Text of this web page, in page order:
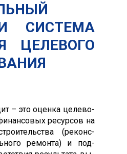
СИСТЕМА
ЦЕЛЕВОГО
– это оцен­ка це­лево­
ре­сур­сов на
(ре­конс­
ре­мон­та) и под­